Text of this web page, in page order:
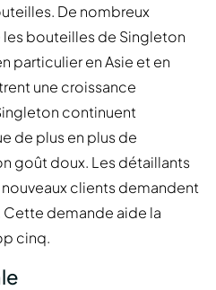
De nombreux
bouteilles de Singleton
particulier en Asie et en
une croissance
continuent
de plus en plus de
goût doux. Les détaillants
clients demandent
Cette demande aide la
cinq.